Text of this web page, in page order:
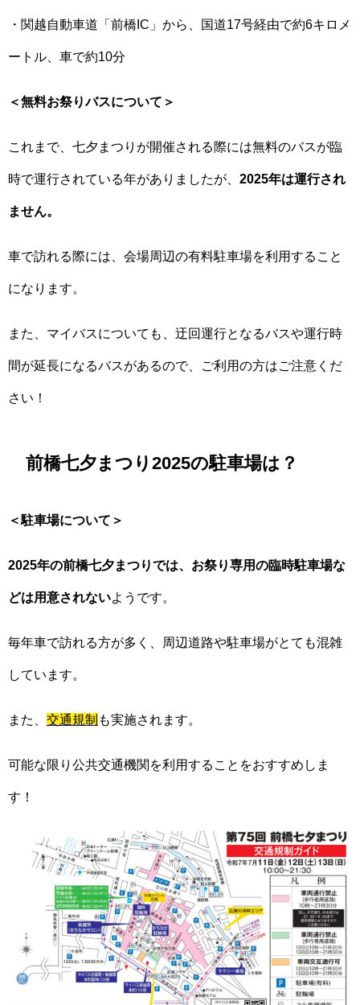
・関越自動車道「前橋IC」から、国道17号経由で約6キロメ
ートル、車で約10分
＜無料お祭りバスについて＞
これまで、七夕まつりが開催される際には無料のバスが臨
時で運行されている年がありましたが、 2025年は運行され
ません。
車で訪れる際には、会場周辺の有料駐車場を利用すること
になります。
また、マイバスについても、迂回運行となるバスや運行時
間が延長になるバスがあるので、ご利用の方はご注意くだ
さい！
前橋七夕まつり2025の駐車場は？
＜駐車場について＞
2025年の前橋七夕まつりでは、お祭り専用の臨時駐車場な
どは用意されない ようです。
毎年車で訪れる方が多く、周辺道路や駐車場がとても混雑
しています。
また、 交通規制 も実施されます。
可能な限り公共交通機関を利用することをおすすめしま
す！